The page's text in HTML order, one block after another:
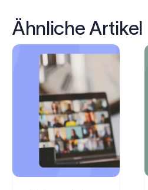
Ähnliche Artikel